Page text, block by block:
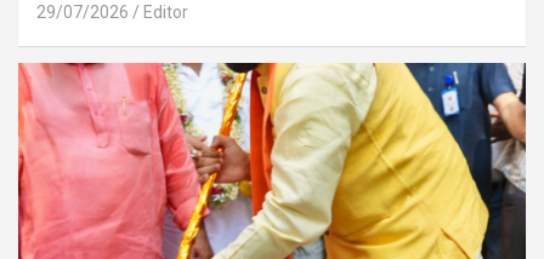
29/07/2026 Editor